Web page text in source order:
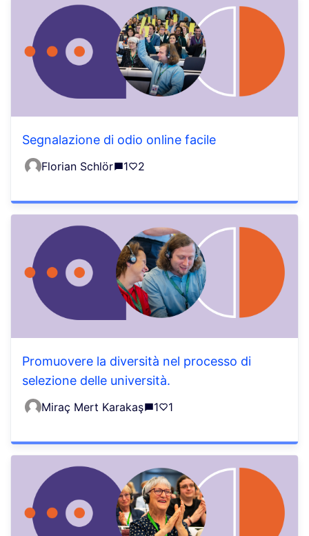
Segnalazione di odio online facile
Florian Schlör 1 2
Promuovere la diversità nel processo di
selezione delle università.
Miraç Mert Karakaş 1 1